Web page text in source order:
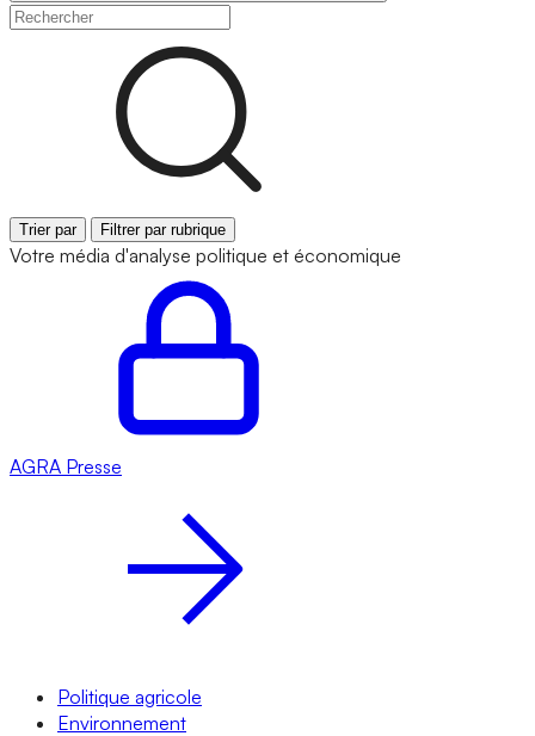
Trier par Filtrer par rubrique
Votre média d'analyse politique et économique
AGRA Presse
Politique agricole
Environnement